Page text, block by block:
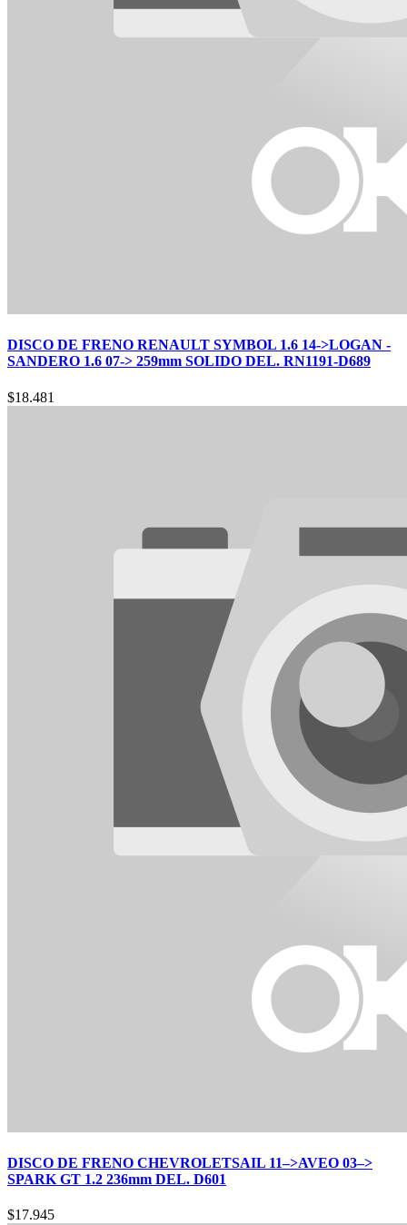
DISCO DE FRENO RENAULT SYMBOL 1.6 14->LOGAN -
SANDERO 1.6 07-> 259mm SOLIDO DEL. RN1191-D689
$18.481
DISCO DE FRENO CHEVROLETSAIL 11–>AVEO 03–>
SPARK GT 1.2 236mm DEL. D601
$17.945